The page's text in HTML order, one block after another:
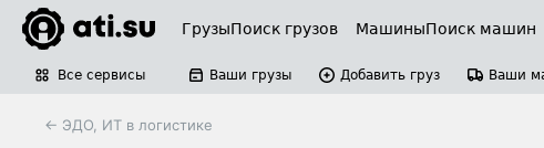
ГрузыПоиск грузов МашиныПоиск машин
Все сервисы Ваши грузы Добавить груз Ваши
← ЭДО, ИТ в логистике